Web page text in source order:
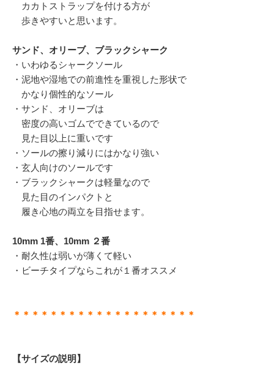
カカトストラップを付ける方が
歩きやすいと思います。
サンド、オリーブ、ブラックシャーク
・いわゆるシャークソール
・泥地や湿地での前進性を重視した形状で
かなり個性的なソール
・サンド、オリーブは
密度の高いゴムでできているので
見た目以上に重いです
・ソールの擦り減りにはかなり強い
・玄人向けのソールです
・ブラックシャークは軽量なので
見た目のインパクトと
履き心地の両立を目指せます。
10mm 1番、10mm ２番
・耐久性は弱いが薄くて軽い
・ビーチタイプならこれが１番オススメ
＊＊＊＊＊＊＊＊＊＊＊＊＊＊＊＊＊＊＊＊
【サイズの説明】